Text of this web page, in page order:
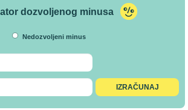
dozvoljenog minusa
Nedozvoljeni minus